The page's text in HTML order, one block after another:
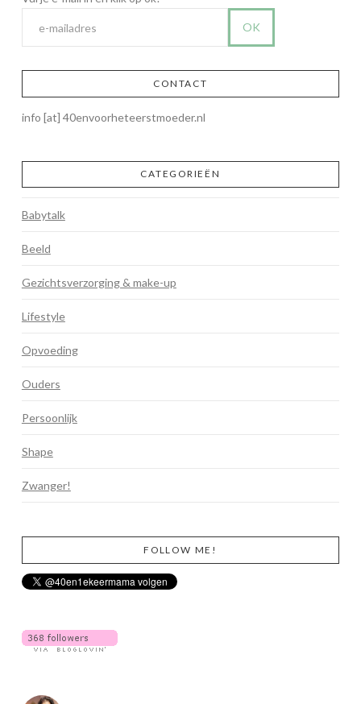
CONTACT
info [at] 40envoorheteerstmoeder.nl
CATEGORIEËN
Babytalk
Beeld
Gezichtsverzorging & make-up
Lifestyle
Opvoeding
Ouders
Persoonlijk
Shape
Zwanger!
FOLLOW ME!